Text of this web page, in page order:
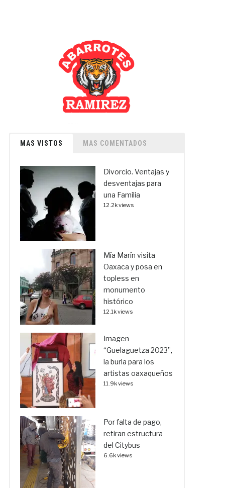
MAS VISTOS MAS COMENTADOS
Divorcio. Ventajas y
desventajas para
una Familia
12.2k views
Mía Marín visita
Oaxaca y posa en
topless en
monumento
histórico
12.1k views
Imagen
“Guelaguetza 2023”,
la burla para los
artistas oaxaqueños
11.9k views
Por falta de pago,
retiran estructura
del Citybus
6.6k views